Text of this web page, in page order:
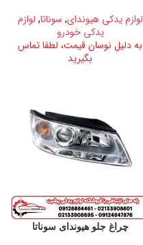
لوازم یدکی هیوندای, سوناتا, لوازم
یدکی خودرو
به دلیل نوسان قیمت، لطفا تماس
بگیرید
چراغ جلو هیوندای سوناتا